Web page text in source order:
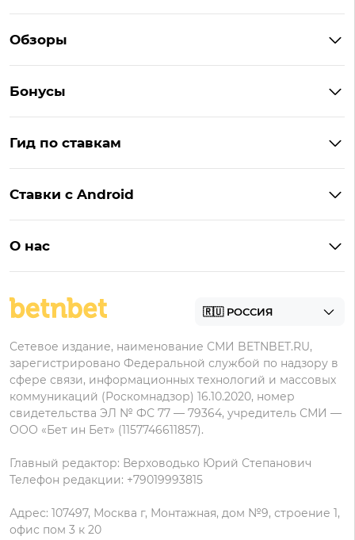
Обзоры
BetBoom
Пари
Леон
Zenit
Бонусы
Бонусы BetBoom
Бонусы Леон
Гид по ставкам
БК для ставок с мобильного
Ставки с Android
Фонбет на Андроид
Олимп на Андроид
О нас
Пользовательское соглашение
данных
Сетевое издание, наименование СМИ BETNBET.RU,
зарегистрировано Федеральной службой по надзору в
сфере связи, информационных технологий и массовых
коммуникаций (Роскомнадзор) 16.10.2020, номер
свидетельства ЭЛ № ФС 77 — 79364, учредитель СМИ —
ООО «Бет ин Бет» (1157746611857).
Главный редактор: Верховодько Юрий Степанович
Телефон редакции: +79019993815
Адрес: 107497, Москва г, Монтажная, дом №9, строение 1,
офис пом 3 к 20